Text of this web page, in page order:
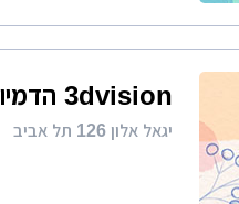
3dvision הדמיות ממוחשבות
יגאל אלון 126 תל אביב